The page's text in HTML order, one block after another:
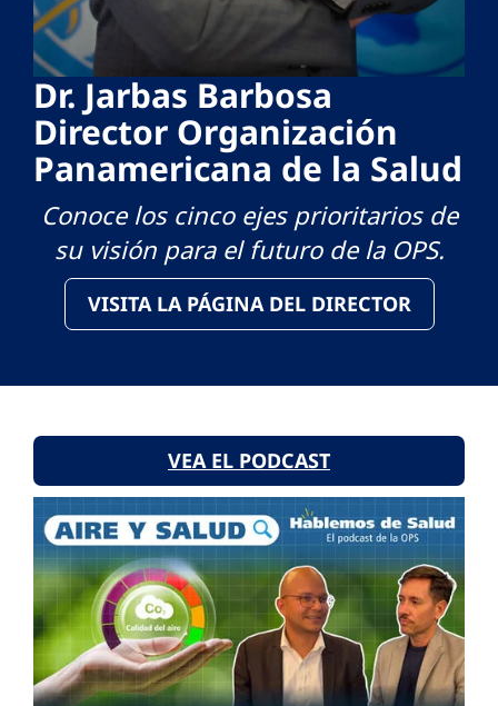
Dr. Jarbas Barbosa
Director Organización
Panamericana de la Salud
Conoce los cinco ejes prioritarios de
su visión para el futuro de la OPS.
VISITA LA PÁGINA DEL DIRECTOR
VEA EL PODCAST